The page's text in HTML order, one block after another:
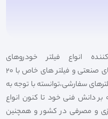
انواع فیلتر خودروهای
سواری،سنگین،راهسازی و دستگاه های صنعتی و فیلتر های خاص با 20
سفارشی،توانسته با توجه به
بر دانش فنی خود تا کنون انواع
و مصرفی در کشور و همچنین